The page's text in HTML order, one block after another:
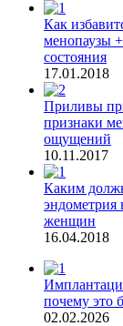
Как
менопаузы
состояния
17.01.2018
Приливы
признаки
ощущений
10.11.2017
Каким
эндометрия
женщин
16.04.2018
почему это
02.02.2026